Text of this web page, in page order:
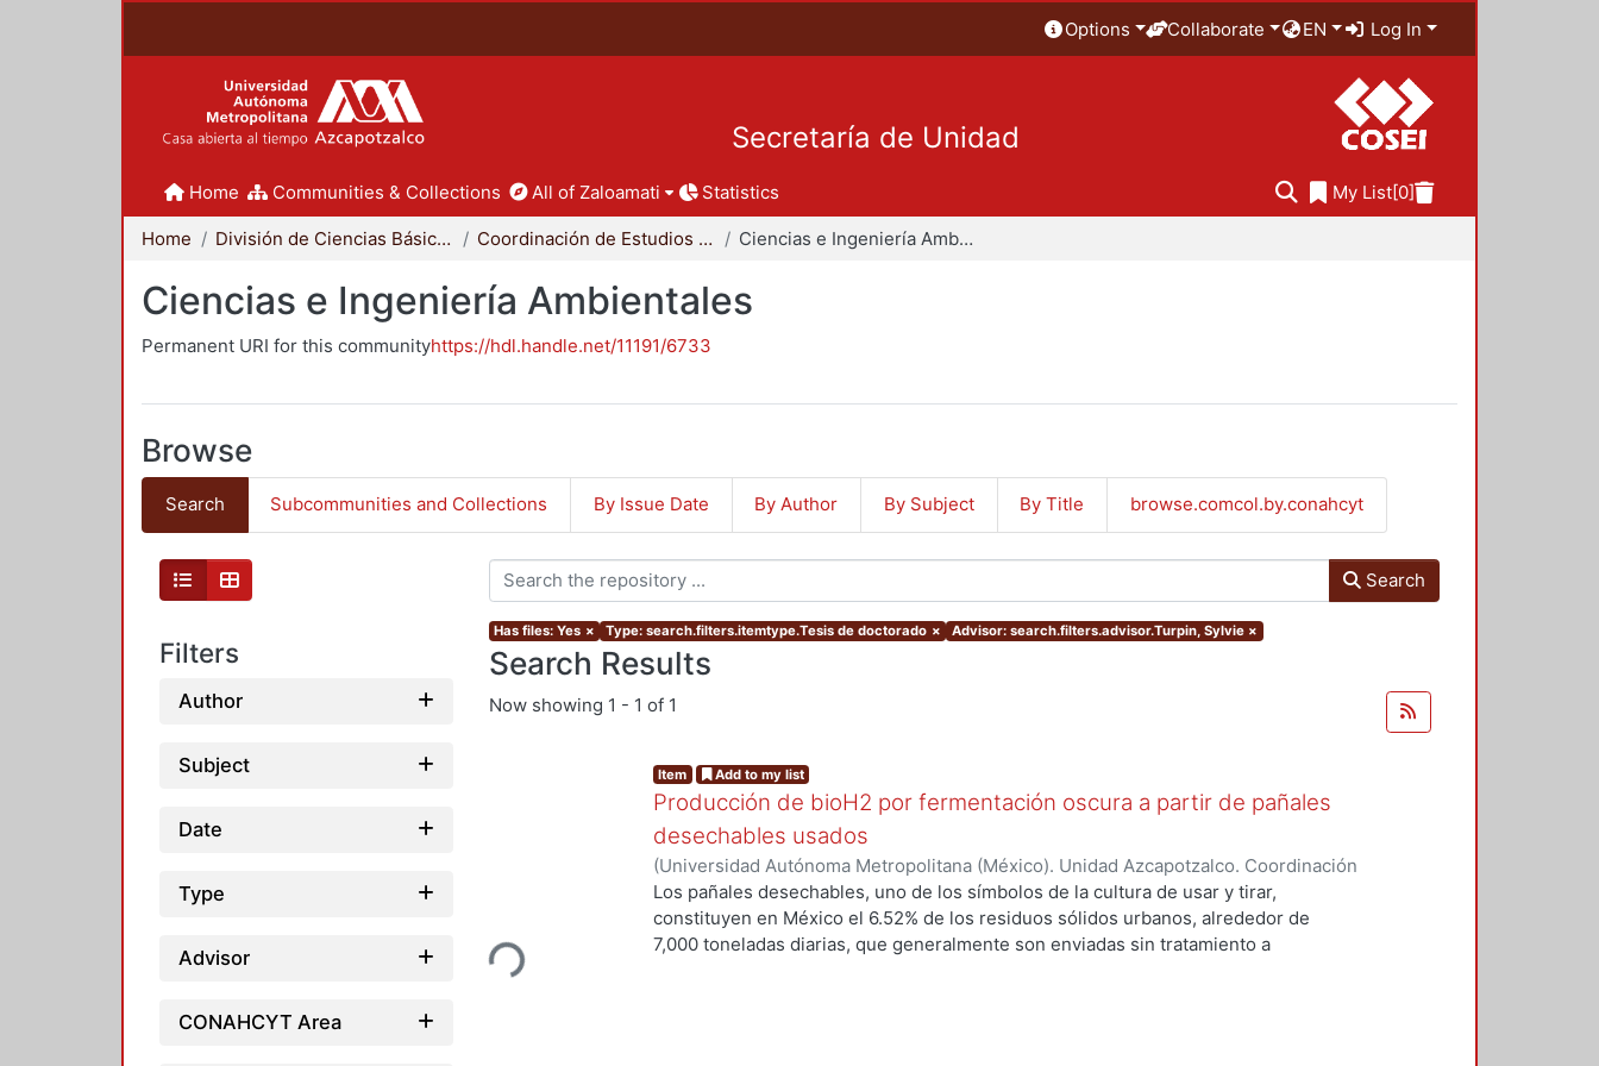
Options Collaborate EN Log In
Secretaría de Unidad
Home Communities & Collections All of Zaloamati Statistics My List[0]
Home División de Ciencias Básicas e Ingeniería Coordinación de Estudios de Posgrado - CBI Ciencias e Ingeniería Ambientales
Ciencias e Ingeniería Ambientales
Permanent URI for this communityhttps://hdl.handle.net/11191/6733
Browse
Search Subcommunities and Collections By Issue Date By Author By Subject By Title browse.comcol.by.conahcyt
Filters
Author
Subject
Date
Type
Advisor
CONAHCYT Area
Search
Has files: Yes × Type: search.filters.itemtype.Tesis de doctorado × Advisor: search.filters.advisor.Turpin, Sylvie ×
Search Results
Now showing 1 - 1 of 1
Loading...
Item Add to my list
Producción de bioH2 por fermentación oscura a partir de pañales
desechables usados
(Universidad Autónoma Metropolitana (México). Unidad Azcapotzalco. Coordinación
de Servicios de Información.,2017-04)SOTELO NAVARRO, PERLA XOCHITL
Los pañales desechables, uno de los símbolos de la cultura de usar y tirar,
constituyen en México el 6.52% de los residuos sólidos urbanos, alrededor de
7,000 toneladas diarias, que generalmente son enviadas sin tratamiento a